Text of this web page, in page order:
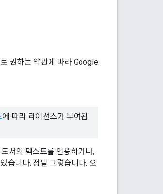
권하는 약관에 따라 Google
에 따라 라이선스가 부여됩
서의 텍스트를 인용하거나,
습니다. 정말 그렇습니다. 오